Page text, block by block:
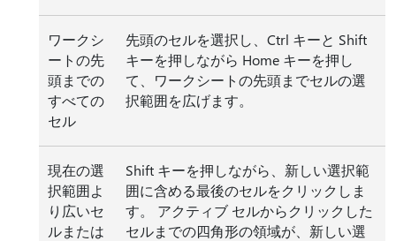
ワークシ
ートの先
頭までの
すべての
セル
先頭のセルを選択し、Ctrl キーと Shift
キーを押しながら Home キーを押し
て、ワークシートの先頭までセルの選
択範囲を広げます。
現在の選
択範囲よ
り広いセ
ルまたは
Shift キーを押しながら、新しい選択範
囲に含める最後のセルをクリックしま
す。 アクティブ セルからクリックした
セルまでの四角形の領域が、新しい選